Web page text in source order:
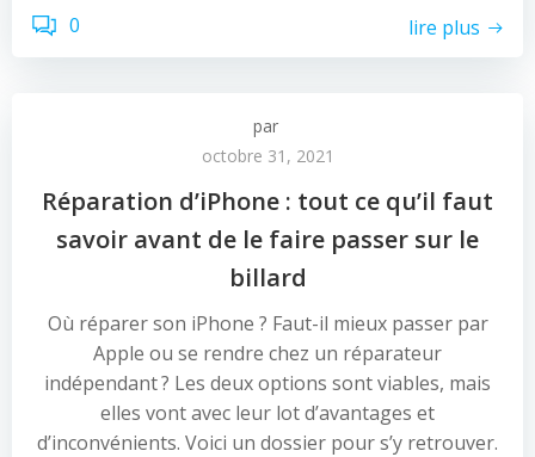
0 lire plus
par
octobre 31, 2021
Réparation d’iPhone : tout ce qu’il faut
savoir avant de le faire passer sur le
billard
Où réparer son iPhone ? Faut-il mieux passer par
Apple ou se rendre chez un réparateur
indépendant ? Les deux options sont viables, mais
elles vont avec leur lot d’avantages et
d’inconvénients. Voici un dossier pour s’y retrouver.